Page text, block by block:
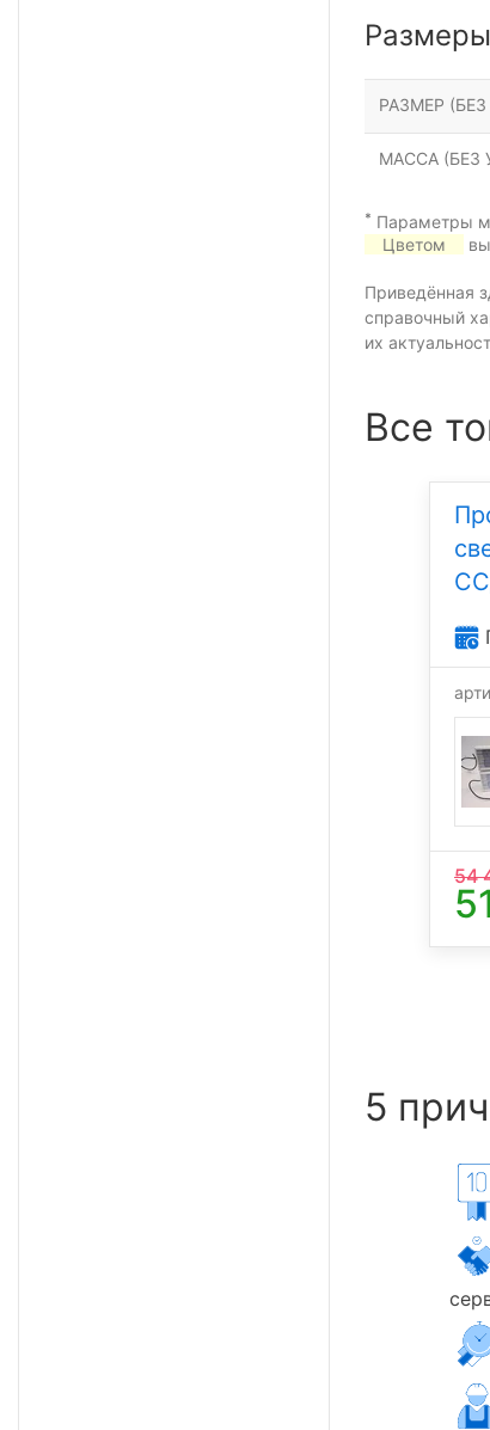
РАЗМЕР
МАССА (БЕЗ
* Параметры
Цветом
Приведённая
справочный
их
Все
54
5